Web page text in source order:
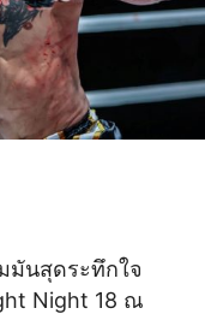
มันสุดระทึกใจ
Night 18 ณ